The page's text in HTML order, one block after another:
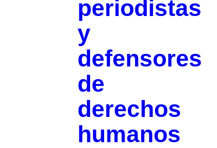
periodistas
y
defensores
de
derechos
humanos